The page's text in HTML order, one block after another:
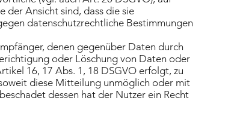
der Ansicht sind, dass die sie
datenschutzrechtliche Bestimmungen
denen gegenüber Daten durch
oder Löschung von Daten oder
16, 17 Abs. 1, 18 DSGVO erfolgt, zu
diese Mitteilung unmöglich oder mit
dessen hat der Nutzer ein Recht